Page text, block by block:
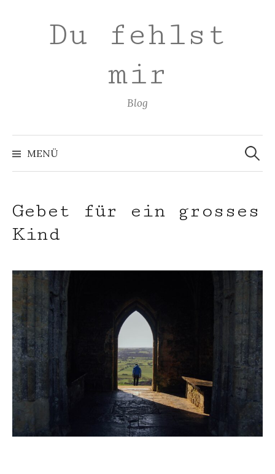
überspringenDu fehlst
mir
Blog
MENÜ
Suchen
nach:
Gebet für ein grosses
Kind